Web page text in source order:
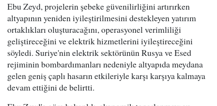
Ebu Zeyd, projelerin şebeke güvenilirliğini artırırken
altyapının yeniden iyileştirilmesini destekleyen yatırım
ortaklıkları oluşturacağını, operasyonel verimliliği
geliştireceğini ve elektrik hizmetlerini iyileştireceğini
söyledi. Suriye'nin elektrik sektörünün Rusya ve Esed
rejiminin bombardımanları nedeniyle altyapıda meydana
gelen geniş çaplı hasarın etkileriyle karşı karşıya kalmaya
devam ettiğini de belirtti.